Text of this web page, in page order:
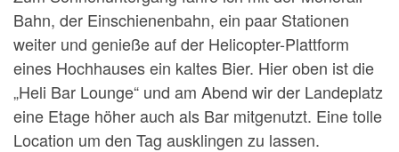
Bahn, der Einschienenbahn, ein paar Stationen
weiter und genieße auf der Helicopter-Plattform
eines Hochhauses ein kaltes Bier. Hier oben ist die
„Heli Bar Lounge“ und am Abend wir der Landeplatz
eine Etage höher auch als Bar mitgenutzt. Eine tolle
Location um den Tag ausklingen zu lassen.